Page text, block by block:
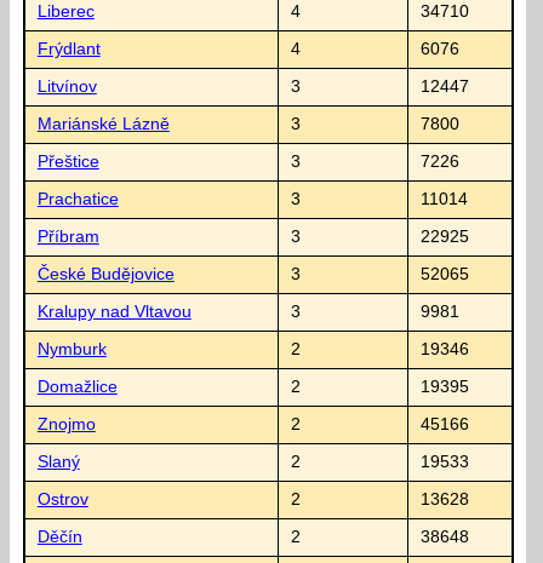
Liberec 4 34710
Frýdlant 4 6076
Litvínov 3 12447
Mariánské Lázně 3 7800
Přeštice 3 7226
Prachatice 3 11014
Příbram 3 22925
České Budějovice 3 52065
Kralupy nad Vltavou 3 9981
Nymburk 2 19346
Domažlice 2 19395
Znojmo 2 45166
Slaný 2 19533
Ostrov 2 13628
Děčín 2 38648